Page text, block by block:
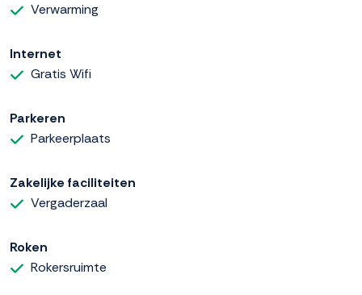
Verwarming
Internet
Gratis Wifi
Parkeren
Parkeerplaats
Zakelijke faciliteiten
Vergaderzaal
Roken
Rokersruimte